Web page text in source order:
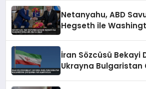
Netanyahu, ABD
Hegseth ile
İran Sözcüsü Bekayi
Ukrayna Bulgaristan